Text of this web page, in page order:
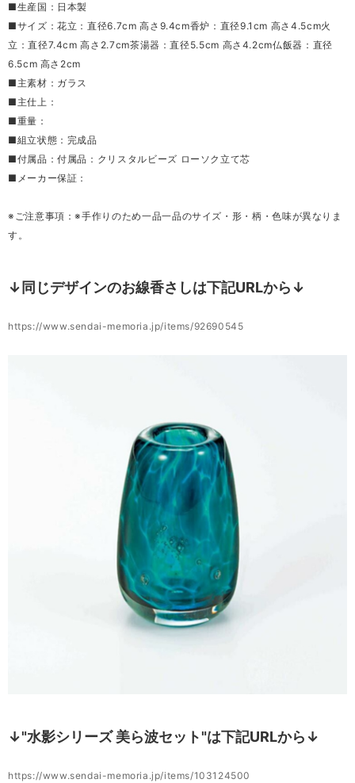
■生産国：日本製
■サイズ：花立：直径6.7cm 高さ9.4cm香炉：直径9.1cm 高さ4.5cm火
立：直径7.4cm 高さ2.7cm茶湯器：直径5.5cm 高さ4.2cm仏飯器：直径
6.5cm 高さ2cm
■主素材：ガラス
■主仕上：
■重量：
■組立状態：完成品
■付属品：付属品：クリスタルビーズ ローソク立て芯
■メーカー保証：
※ご注意事項：※手作りのため一品一品のサイズ・形・柄・色味が異なりま
す。
↓同じデザインのお線香さしは下記URLから↓
https://www.sendai-memoria.jp/items/92690545
↓"水影シリーズ 美ら波セット"は下記URLから↓
https://www.sendai-memoria.jp/items/103124500